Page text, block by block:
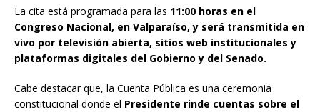
La cita está programada para las 11:00 horas en el
Congreso Nacional, en Valparaíso, y será transmitida en
vivo por televisión abierta, sitios web institucionales y
plataformas digitales del Gobierno y del Senado.
Cabe destacar que, la Cuenta Pública es una ceremonia
constitucional donde el Presidente rinde cuentas sobre el